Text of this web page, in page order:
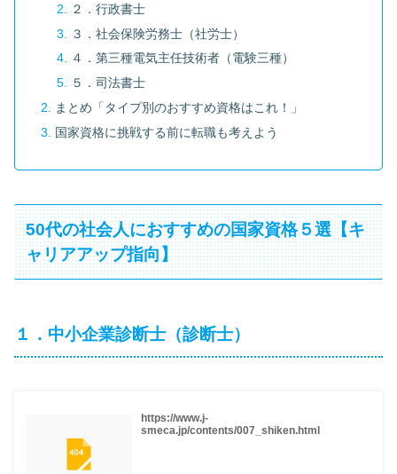
２．行政書士
３．社会保険労務士（社労士）
４．第三種電気主任技術者（電験三種）
５．司法書士
まとめ「タイプ別のおすすめ資格はこれ！」
国家資格に挑戦する前に転職も考えよう
50代の社会人におすすめの国家資格５選【キ
ャリアアップ指向】
１．中小企業診断士（診断士）
https://www.j-
smeca.jp/contents/007_shiken.html